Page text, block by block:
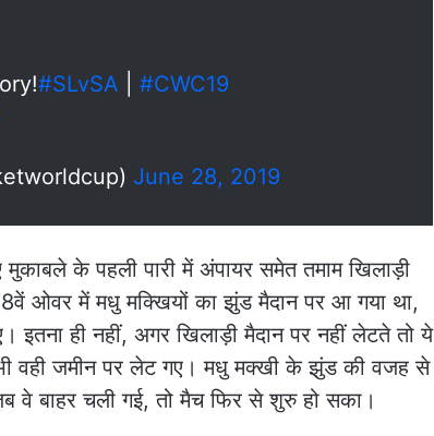
#SLvSA
#CWC19
June 28, 2019
के पहली पारी में अंपायर समेत तमाम खिलाड़ी
ओवर में मधु मक्खियों का झुंड मैदान पर आ गया था,
ही नहीं, अगर खिलाड़ी मैदान पर नहीं लेटते तो ये
वही जमीन पर लेट गए। मधु मक्खी के झुंड की वजह से
वे बाहर चली गई, तो मैच फिर से शुरु हो सका।